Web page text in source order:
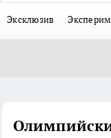
Эксклюзив